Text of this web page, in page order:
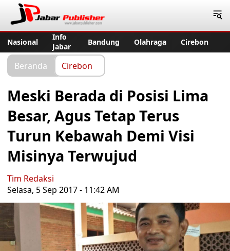
Nasional
Info
Jabar
Bandung Olahraga Cirebon
Beranda Cirebon
Meski Berada di Posisi Lima
Besar, Agus Tetap Terus
Turun Kebawah Demi Visi
Misinya Terwujud
Tim Redaksi
Selasa, 5 Sep 2017 - 11:42 AM